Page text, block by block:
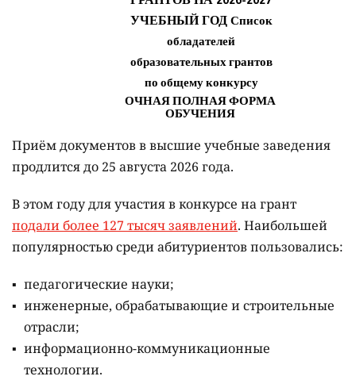
Приём документов в высшие учебные заведения
продлится до 25 августа 2026 года.
В этом году для участия в конкурсе на грант
подали более 127 тысяч заявлений. Наибольшей
популярностью среди абитуриентов пользовались:
педагогические науки;
инженерные, обрабатывающие и строительные
отрасли;
информационно-коммуникационные
технологии.